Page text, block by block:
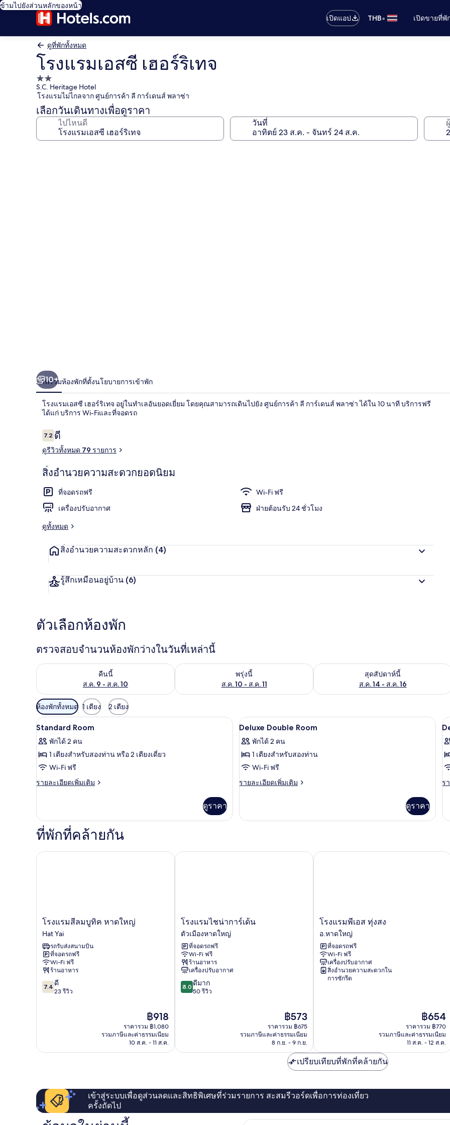
ข้ามไปยังส่วนหลักของหน้า
เปิดแอป
THB• เปิดขายที่
ดูที่พักทั้งหมด
โรงแรมเอสซี เฮอร์ริเทจ
ที่พัก
2.0
ดาว
S.C. Heritage Hotel
โรงแรมไม่ไกลจาก ศูนย์การค้า ลี การ์เดนส์ พลาซ่า
เลือกวันเดินทางเพื่อดูราคา
ไปไหนดี วันที่
Deluxe Double Room | Wi-Fi ฟรี
10+
ภาพรวมห้องพักที่ตั้งนโยบายการเข้าพัก
โรงแรมเอสซี เฮอร์ริเทจ อยู่ในทำเลอันยอดเยี่ยม โดยคุณสามารถเดินไปยัง ศูนย์การค้า ลี การ์เดนส์ พลาซ่า ได้ใน 10 นาที บริการฟรี
ได้แก่ บริการ Wi-Fiและที่จอดรถ
รีวิว
7.27.2 จาก 10
ดี
ดูรีวิวทั้งหมด 79 รายการ
สิ่งอำนวยความสะดวกยอดนิยม
ที่จอดรถฟรี
Wi-Fi ฟรี
เครื่องปรับอากาศ
ฝ่ายต้อนรับ 24 ชั่วโมง
ดูทั้งหมด
สิ่งอำนวยความสะดวกหลัก (4)
รู้สึกเหมือนอยู่บ้าน (6)
ตัวเลือกห้องพัก
ตรวจสอบจำนวนห้องพักว่างในวันที่เหล่านี้
คืนนี้
ส.ค. 9 - ส.ค. 10
ตรวจสอบจำนวนห้องพักว่างในคืนนี้ ส.ค. 9 - ส.ค. 10
พรุ่งนี้
ส.ค. 10 - ส.ค. 11
ตรวจสอบจำนวนห้องพักว่างในพรุ่งนี้ ส.ค. 10 - ส.ค. 11
สุดสัปดาห์นี้
ส.ค. 14 - ส.ค. 16
ตรวจสอบจำนวนห้องพักว่างในสุดสัปดา
ตัว
กรอง
ที่
มี
ให้
สำหรับ
ห้อง
ห้องพักทั้งหมด 1 เตียง 2 เตียง
เปิด
ภาพถ่าย
ทั้งหมด
ของ
Standard
3
Standard Room
พักได้ 2 คน
1 เตียงสำหรับสองท่าน หรือ 2 เตียงเดี่ยว
Wi-Fi ฟรี
รายละเอียดเพิ่มเติม
ราย
เกี่ยว
กับ
Standard
ดูราคา
เปิด
ภาพถ่าย
ทั้งหมด
ของ
Deluxe
4
Deluxe Double Room
พักได้ 2 คน
1 เตียงสำหรับสองท่าน
Wi-Fi ฟรี
รายละเอียดเพิ่มเติม
ราย
เกี่ยว
Room
ดูราคา
เ
ร
ร
เ
ที่พักที่คล้ายกัน
โรงแรม
สี
ลม
บูทิ
ค
หาดใหญ่
Hat
Yai
โรงแรมสีลมบูทิค หาดใหญ่
Hat Yai
รถรับส่งสนามบิน
ที่จอดรถฟรี
Wi-Fi ฟรี
ร้านอาหาร
7.4
จาก
7.4 ดี
23 รีวิว
ราคา
ปัจจุบัน
คือ
฿918
฿918
ราคารวม ฿1,080
รวมภาษีและค่าธรรมเนียม
10 ส.ค. - 11 ส.ค.
โรงแรมสีลมบูทิค หาดใหญ่
โรงแรม
ไช
น่า
การ์
เด้น
ตัว
เมือง
หาดใหญ่
โรงแรมไชน่าการ์เด้น
ตัวเมืองหาดใหญ่
ที่จอดรถฟรี
Wi-Fi ฟรี
ร้านอาหาร
เครื่องปรับอากาศ
8.0
จาก
8.0 ดีมาก
50 รีวิว
ราคา
ปัจจุบัน
คือ
฿573
฿573
ราคารวม ฿675
รวมภาษีและค่าธรรมเนียม
8 ก.ย. - 9 ก.ย.
โรงแรมไชน่าการ์เด้น
โรงแรม
เอส
ทุ่งสง
อ.หาดใหญ่
โรงแรมพีเอส ทุ่งสง
อ.หาดใหญ่
ที่จอดรถฟรี
Wi-Fi ฟรี
เครื่องปรับอากาศ
สิ่งอำนวยความสะดวกใน
การซักรีด
ราคา
ปัจจุบัน
คือ
฿654
฿654
ราคารวม ฿770
รวมภาษีและค่าธรรมเนียม
11 ส.ค. - 12 ส.ค.
โรงแรมพีเอส ทุ่งสง
เปรียบเทียบที่พักที่คล้ายกัน
เข้าสู่ระบบเพื่อดูส่วนลดและสิทธิพิเศษที่ร่วมรายการ สะสมรีวอร์ดเพื่อการท่องเที่ยว
ครั้งถัดไป